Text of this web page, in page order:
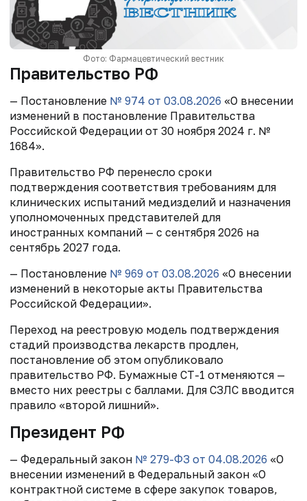
Фото: Фармацевтический вестник
Правительство РФ
— Постановление № 974 от 03.08.2026 «О внесении
изменений в постановление Правительства
Российской Федерации от 30 ноября 2024 г. №
1684».
Правительство РФ перенесло сроки
подтверждения соответствия требованиям для
клинических испытаний медизделий и назначения
уполномоченных представителей для
иностранных компаний — с сентября 2026 на
сентябрь 2027 года.
— Постановление № 969 от 03.08.2026 «О внесении
изменений в некоторые акты Правительства
Российской Федерации».
Переход на реестровую модель подтверждения
стадий производства лекарств продлен,
постановление об этом опубликовало
правительство РФ. Бумажные СТ-1 отменяются —
вместо них реестры с баллами. Для СЗЛС вводится
правило «второй лишний».
Президент РФ
— Федеральный закон № 279-ФЗ от 04.08.2026 «О
внесении изменений в Федеральный закон «О
контрактной системе в сфере закупок товаров,